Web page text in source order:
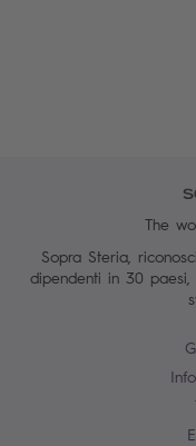
The
Sopra Steria,
dipendenti in 30